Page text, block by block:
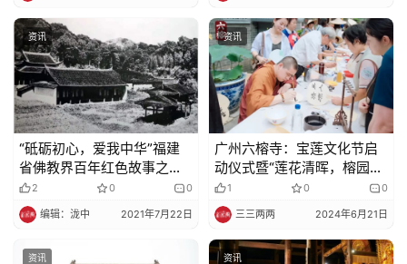
资讯
“砥砺初心，爱我中华”福建
省佛教界百年红色故事之十
六——心严法师：闽东佛教
界的“红色法师”
2 0 0
编辑：泷中 2021年7月22日
资讯
广州六榕寺：宝莲文化节启
动仪式暨“莲花清晖，榕园忘
归”寺院汉俳展览、游园祈福
活动圆满
1 0 0
三三两两 2024年6月21日
资讯 资讯